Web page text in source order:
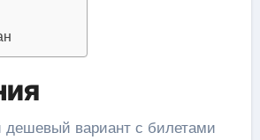
вариант с билетами